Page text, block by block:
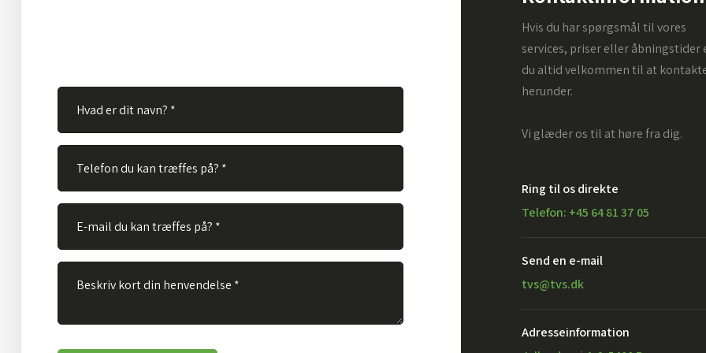
Hvis du har spørgsmål til vores
services, priser eller åbningstider
du altid velkommen til at
herunder.
Vi glæder os til at høre fra dig.
Ring til os direkte
Telefon: +45 64 81 37 05
Send en e-mail​
tvs@tvs.dk
Adresseinformation